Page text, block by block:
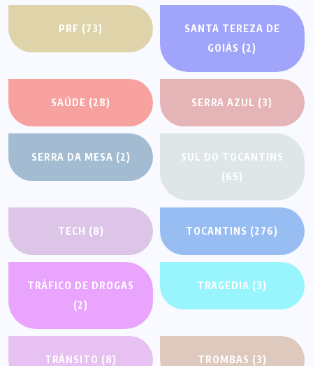
PRF (73)
SANTA TEREZA DE
GOIÁS (2)
SAÚDE (28) SERRA AZUL (3)
SERRA DA MESA (2)
SUL DO TOCANTINS
(65)
TECH (8) TOCANTINS (276)
TRÁFICO DE DROGAS
(2)
TRAGÉDIA (3)
TRÂNSITO (8) TROMBAS (3)